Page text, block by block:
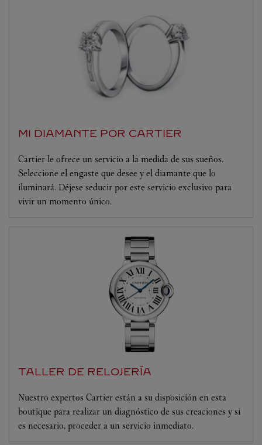
MI DIAMANTE POR CARTIER
Cartier le ofrece un servicio a la medida de sus sueños.
Seleccione el engaste que desee y el diamante que lo
iluminará. Déjese seducir por este servicio exclusivo para
vivir un momento único.
TALLER DE RELOJERÍA
Nuestro expertos Cartier están a su disposición en esta
boutique para realizar un diagnóstico de sus creaciones y si
es necesario, proceder a un servicio inmediato.